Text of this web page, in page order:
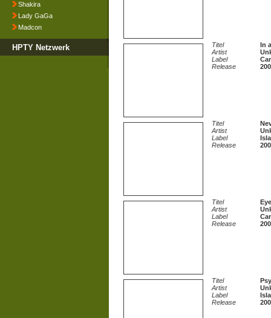
Shakira
Lady GaGa
Madcon
HPTY Netzwerk Titel
In
Artist
Label
Release
Titel
Artist
Label
Release
Titel
Artist
Label
Release
Titel
Artist
Label
Release